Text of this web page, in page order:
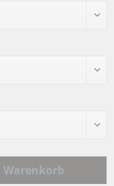
Warenkorb